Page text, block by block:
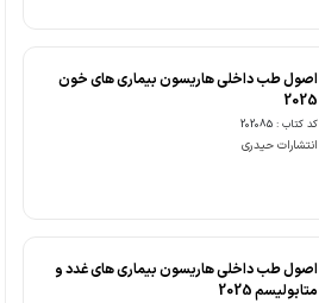
اصول طب داخلی هاریسون بیماری های خون
2025
کد کتاب : 202085
انتشارات حیدری
اصول طب داخلی هاریسون بیماری های غدد و
متابولیسم 2025